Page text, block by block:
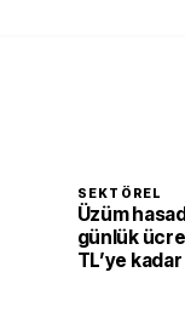
SEKTÖREL
Üzüm
günlük
TL’ye